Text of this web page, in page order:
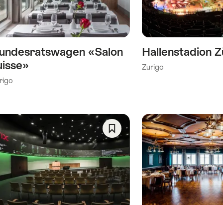
«Salon
Wishlist
Hallenstadion
Zurigo
Salva
come
preferito:
Wishlist